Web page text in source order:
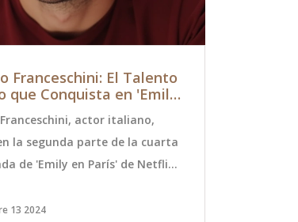
Franceschini: El Talento
que Conquista en 'Emily
actor italiano,
la segunda parte de la cuarta
de 'Emily en París' de Netflix.
artistas y ha trabajado en
13 2024